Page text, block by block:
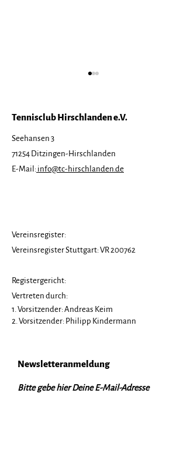
Save the Date:
Tennisclub Hirschlanden e.V.
Seehansen 3
71254 Ditzingen-Hirschlanden
E-Mail: info@tc-hirschlanden.de
Vereinsregister:
Vereinsregister Stuttgart: VR 200762
Registergericht:
Vertreten durch:
1. Vorsitzender: Andreas Keim
2. Vorsitzender: Philipp Kindermann
Newsletteranmeldung
Bitte gebe hier Deine E-Mail-Adresse